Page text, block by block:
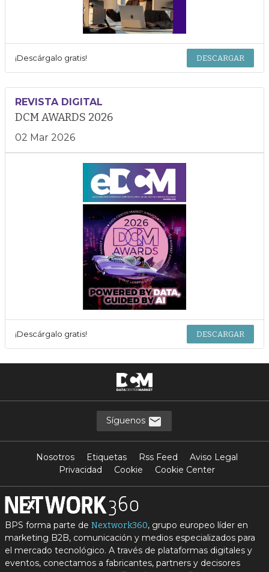
¡Descárgalo gratis! DESCARGAR
REVISTA DIGITAL
DCM AWARDS 2026
02 Mar 2026
¡Descárgalo gratis! DESCARGAR
Síguenos
Nosotros Etiquetas Rss Feed
Aviso Legal
Privacidad
Cookie Cookie Center
BPS forma parte de Nextwork360, grupo europeo líder en
marketing B2B, comunicación y medios especializados para
el mercado tecnológico. A través de plataformas digitales y
eventos, conectamos a fabricantes, partners y decisores